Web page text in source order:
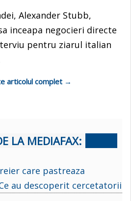
Alexander Stubb,
inceapa negocieri directe
pentru ziarul italian
articolul complet →
LA MEDIAFAX:
care pastreaza
au descoperit cercetatorii